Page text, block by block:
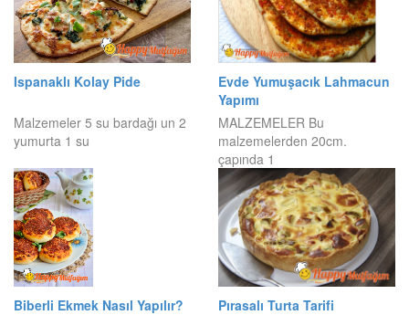
Ispanaklı Kolay Pide
Malzemeler 5 su bardağı un 2
yumurta 1 su
Evde Yumuşacık Lahmacun
Yapımı
MALZEMELER Bu
malzemelerden 20cm.
çapında 1
Biberli Ekmek Nasıl Yapılır? Pırasalı Turta Tarifi